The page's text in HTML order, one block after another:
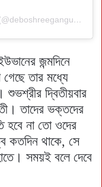
A post shared by Deboshree Ganguly (@deboshreeganguly_dg)
জন্মদিনে
তার মধ্যে
শুভশ্রীর দ্বিতীয়বার
তাদের ভক্তদের
হবে না তো ওদের
কতদিন থাকে, সে
সময়ই বলে দেবে